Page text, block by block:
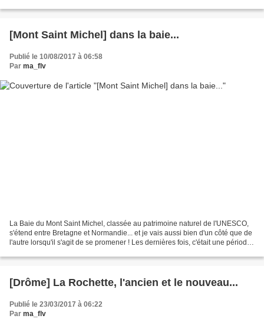
[Mont Saint Michel] dans la baie...
Publié le 10/08/2017 à 06:58
Par ma_flv
La Baie du Mont Saint Michel, classée au patrimoine naturel de l'UNESCO,
s'étend entre Bretagne et Normandie... et je vais aussi bien d'un côté que de
l'autre lorsqu'il s'agit de se promener ! Les dernières fois, c'était une période
[Drôme] La Rochette, l'ancien et le nouveau...
Publié le 23/03/2017 à 06:22
Par ma_flv